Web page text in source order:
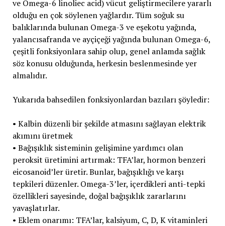
ve Omega-6 linoliec acid) vücut geliştirmecilere yararlı
olduğu en çok söylenen yağlardır. Tüm soğuk su
balıklarında bulunan Omega-3 ve eşekotu yağında,
yalancısafranda ve ayçiçeği yağında bulunan Omega-6,
çeşitli fonksiyonlara sahip olup, genel anlamda sağlık
söz konusu olduğunda, herkesin beslenmesinde yer
almalıdır.
Yukarıda bahsedilen fonksiyonlardan bazıları şöyledir:
• Kalbin düzenli bir şekilde atmasını sağlayan elektrik
akımını üretmek
• Bağışıklık sisteminin gelişimine yardımcı olan
peroksit üretimini artırmak: TFA’lar, hormon benzeri
eicosanoid’ler üretir. Bunlar, bağışıklığı ve karşı
tepkileri düzenler. Omega-3’ler, içerdikleri anti-tepki
özellikleri sayesinde, doğal bağışıklık zararlarını
yavaşlatırlar.
• Eklem onarımı: TFA’lar, kalsiyum, C, D, K vitaminleri